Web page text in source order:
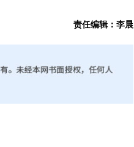
责任编辑：李晨